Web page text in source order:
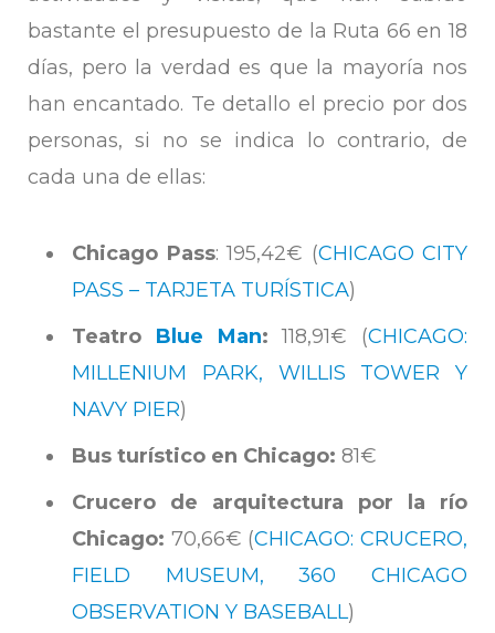
bastante el presupuesto de la Ruta 66 en 18
días, pero la verdad es que la mayoría nos
han encantado. Te detallo el precio por dos
personas, si no se indica lo contrario, de
cada una de ellas:
Chicago Pass: 195,42€ (CHICAGO CITY
PASS – TARJETA TURÍSTICA)
Teatro Blue Man: 118,91€ (CHICAGO:
MILLENIUM PARK, WILLIS TOWER Y
NAVY PIER)
Bus turístico en Chicago: 81€
Crucero de arquitectura por la río
Chicago: 70,66€ (CHICAGO: CRUCERO,
FIELD MUSEUM, 360 CHICAGO
OBSERVATION Y BASEBALL)